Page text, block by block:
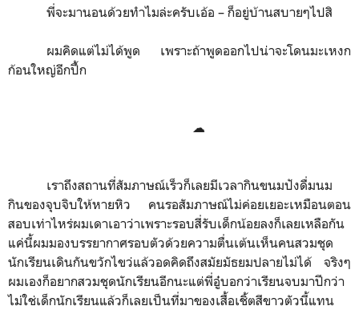
พี่จะมานอนด้วยทำไมล่ะครับเอ้อ – ก็อยู่บ้านสบายๆไปสิ
ผมคิดแต่ไม่ได้พูด เพราะถ้าพูดออกไปน่าจะโดนมะเหงก
ก้อนใหญ่อีกปึ้ก
☁
เราถึงสถานที่สัมภาษณ์เร็วก็เลยมีเวลากินขนมปังดื่มนม
กินของจุบจิบให้หายหิว คนรอสัมภาษณ์ไม่ค่อยเยอะเหมือนตอน
สอบเท่าไหร่ผมเดาเอาว่าเพราะรอบสี่รับเด็กน้อยลงก็เลยเหลือกัน
แค่นี้ผมมองบรรยากาศรอบตัวด้วยความตื่นเต้นเห็นคนสวมชุด
นักเรียนเดินกันขวักไขว่แล้วอดคิดถึงสมัยมัธยมปลายไม่ได้ จริงๆ
ผมเองก็อยากสวมชุดนักเรียนอีกนะแต่พี่อู๋บอกว่าเรียนจบมาปีกว่า
ไม่ใช่เด็กนักเรียนแล้วก็เลยเป็นที่มาของเสื้อเชิ้ตสีขาวตัวนี้แทน